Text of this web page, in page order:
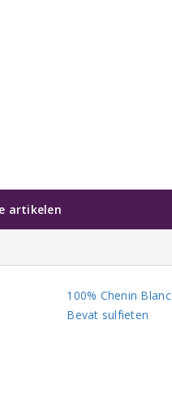
artikelen
100% Chenin Blanc
Bevat sulfieten